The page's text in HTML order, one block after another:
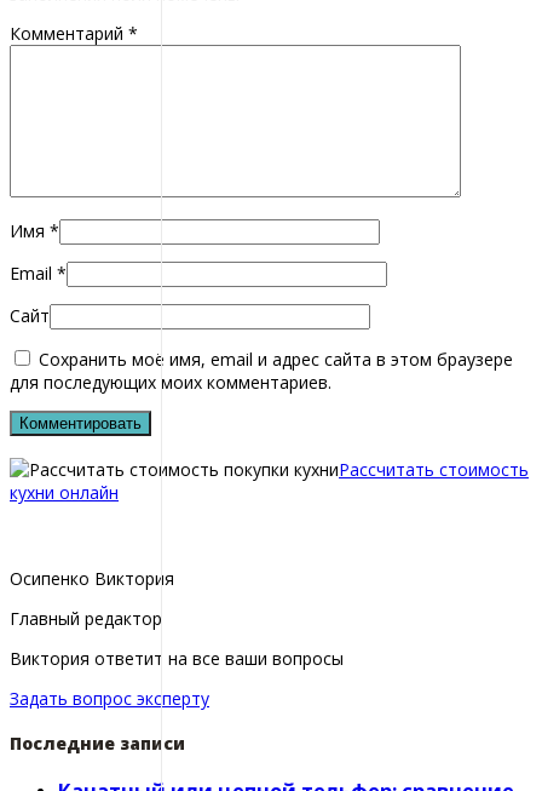
Комментарий *
Имя *
Email *
Сайт
Сохранить моё имя, email и адрес сайта в этом браузере
для последующих моих комментариев.
Рассчитать стоимость
кухни онлайн
Осипенко Виктория
Главный редактор
Виктория ответит на все ваши вопросы
Задать вопрос эксперту
Последние записи